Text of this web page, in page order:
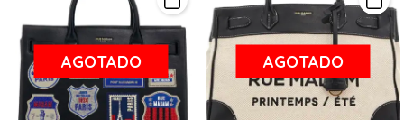
AGOTADO AGOTADO